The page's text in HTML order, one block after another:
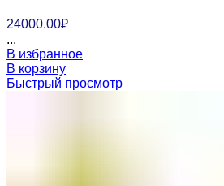
24000.00₽
...
В избранное
В корзину
Быстрый просмотр